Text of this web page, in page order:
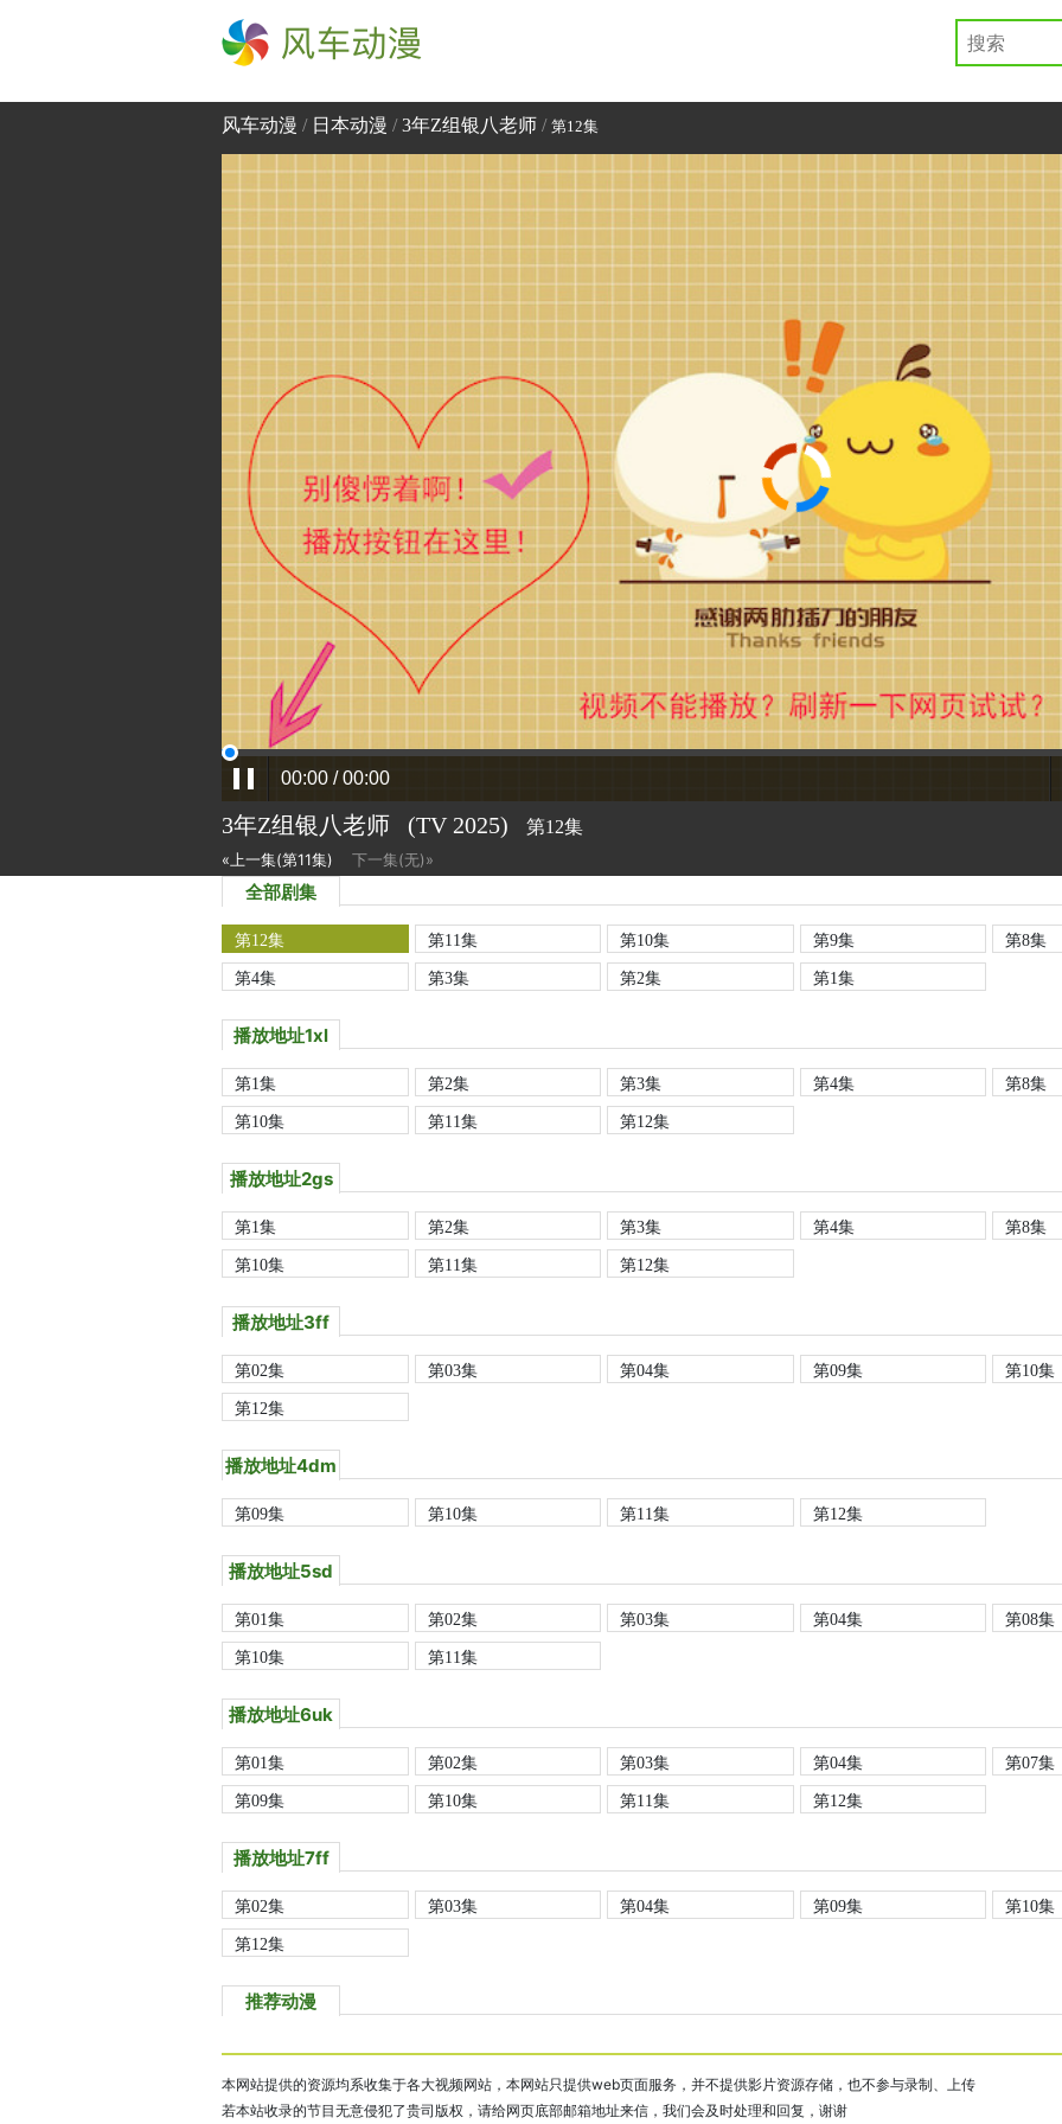
风车动漫
风车动漫 / 日本动漫 /3年Z组银八老师 / 第12集
3年Z组银八老师 (TV 2025) 第12集
«上一集(第11集) 下一集(无)»
全部剧集
第12集 第11集 第10集 第9集
第8集
第4集
第3集 第2集 第1集
播放地址1xl
第1集 第2集 第3集 第4集
第8集
第10集
第11集 第12集
播放地址2gs
第1集 第2集 第3集 第4集
第8集
第10集
第11集 第12集
播放地址3ff
第02集 第03集 第04集 第09集
第10集
第12集
播放地址4dm
第09集 第10集 第11集 第12集
播放地址5sd
第01集 第02集 第03集 第04集
第08集
第10集
第11集
播放地址6uk
第01集 第02集 第03集 第04集
第07集
第09集
第10集 第11集 第12集
播放地址7ff
第02集 第03集 第04集 第09集
第10集
第12集
推荐动漫
本网站提供的资源均系收集于各大视频网站，本网站只提供web页面服务，并不提供影片资源存储，也不参与录制、上传
若本站收录的节目无意侵犯了贵司版权，请给网页底部邮箱地址来信，我们会及时处理和回复，谢谢